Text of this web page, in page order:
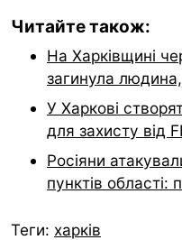
Читайте також:
На Харківщині
загинула
У Харкові
для захисту від
Росіяни
пунктів
Теги: харків